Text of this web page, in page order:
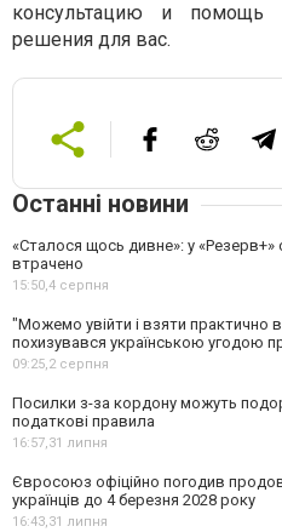
консультацию и помощь
решения для вас.
Останні новини
«Сталося щось дивне»: у «Резерв+»
втрачено
15:50,4 серпня
"Можемо увійти і взяти практично
похизувався українською угодою
09:25,2 серпня
Посилки з-за кордону можуть
податкові правила
16:57,31 липня
Євросоюз офіційно погодив
українців до 4 березня 2028 року
16:43,31 липня